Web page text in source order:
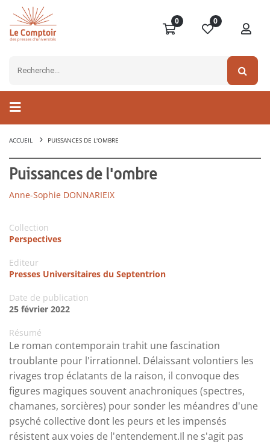
0 0
ACCUEIL PUISSANCES DE L'OMBRE
Puissances de l'ombre
Anne-Sophie DONNARIEIX
Collection
Perspectives
Editeur
Presses Universitaires du Septentrion
Date de publication
25 février 2022
Résumé
Le roman contemporain trahit une fascination
troublante pour l'irrationnel. Délaissant volontiers les
rivages trop éclatants de la raison, il convoque des
figures magiques souvent anachroniques (spectres,
chamanes, sorcières) pour sonder les méandres d'une
psyché collective dont les peurs et les impensés
résistent aux voies de l'entendement.Il ne s'agit pas